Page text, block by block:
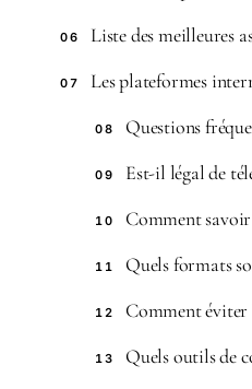
06 Liste des meilleures
07 Les plateformes
08 Questions
09 Est-il légal de
10 Comment
11 Quels formats
12 Comment éviter
13 Quels outils de